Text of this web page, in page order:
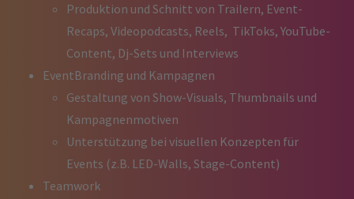
Produktion und Schnitt von Trailern, Event-
Recaps, Videopodcasts, Reels, TikToks, YouTube-
Content, Dj-Sets und Interviews
EventBranding und Kampagnen
Gestaltung von Show-Visuals, Thumbnails und
Kampagnenmotiven
Unterstützung bei visuellen Konzepten für
Events (z.B. LED-Walls, Stage-Content)
Teamwork